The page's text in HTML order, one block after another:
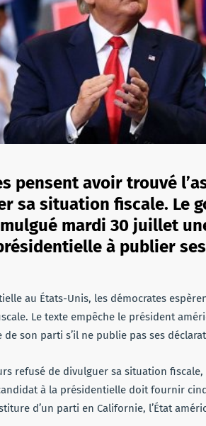
pensent avoir trouvé
sa situation fiscale. Le
mardi 30 juillet
à publier
au États-Unis, les démocrates
Le texte empêche le président
son parti s’il ne publie pas ses
refusé de divulguer sa situation
à la présidentielle doit fournir
d’un parti en Californie, l’État